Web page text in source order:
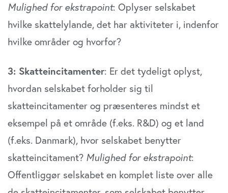
Mulighed for ekstrapoint: Oplyser selskabet
hvilke skattelylande, det har aktiviteter i, indenfor
hvilke områder og hvorfor?
3: Skatteincitamenter: Er det tydeligt oplyst,
hvordan selskabet forholder sig til
skatteincitamenter og præsenteres mindst et
eksempel på et område (f.eks. R&D) og et land
(f.eks. Danmark), hvor selskabet benytter
skatteincitament? Mulighed for ekstrapoint:
Offentliggør selskabet en komplet liste over alle